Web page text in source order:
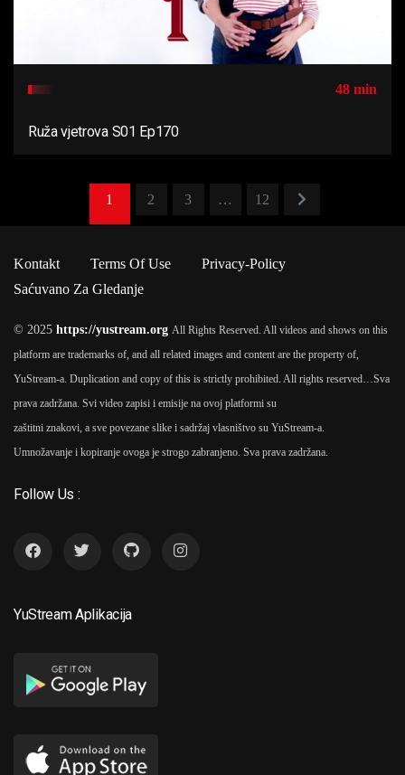
48 min
Ruža vjetrova S01 Ep170
1 2 3 … 12
Kontakt Terms Of Use
Privacy-Policy
Saćuvano Za Gledanje
© 2025 https://yustream.org All Rights Reserved. All videos and shows on this
platform are trademarks of, and all related images and content are the property of,
YuStream-a. Duplication and copy of this is strictly prohibited. All rights reserved… Sva
prava zadržana. Svi video zapisi i emisije na ovoj platformi su
zaštitni znakovi, a sve povezane slike i sadržaj vlasništvo su YuStream-a.
Umnožavanje i kopiranje ovoga je strogo zabranjeno. Sva prava zadržana.
Follow Us :
YuStream Aplikacija